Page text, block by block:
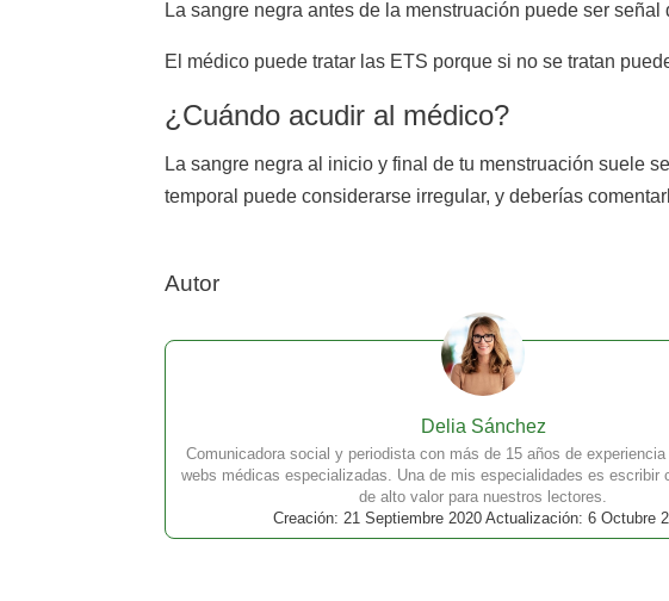
La sangre negra antes de la menstruación puede ser señal
El médico puede tratar las ETS porque si no se tratan
¿Cuándo acudir al médico?
La sangre negra al inicio y final de tu menstruación suele
temporal puede considerarse irregular, y deberías
Autor
Delia Sánchez
Comunicadora social y periodista con más de 15 años de
webs médicas especializadas. Una de mis especialidades es escribir
de alto valor para nuestros lectores.
Creación: 21 Septiembre 2020 Actualización: 6 Octubre